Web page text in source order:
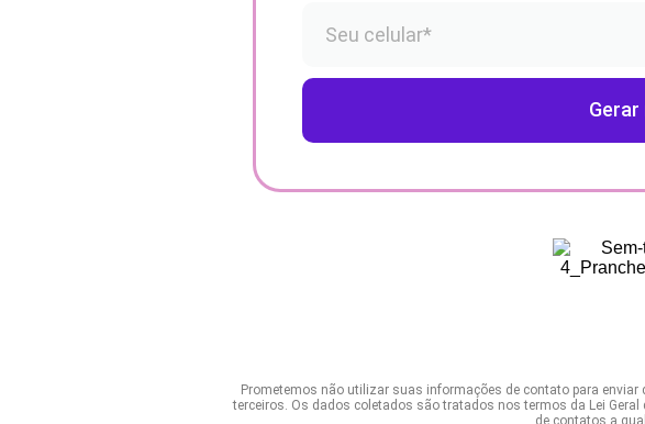
Prometemos não utilizar suas informações de contato para
terceiros. Os dados coletados são tratados nos termos da Lei
de contatos a